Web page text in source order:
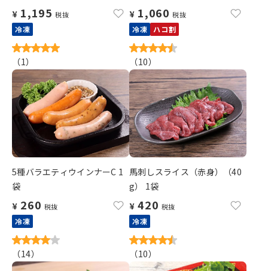
¥ 1,195 税抜
冷凍
（1）
¥ 1,060 税抜
冷凍 ハコ割
（10）
5種バラエティウインナーC 1
袋
¥ 260 税抜
冷凍
（14）
馬刺しスライス（赤身）（40
g） 1袋
¥ 420 税抜
冷凍
（10）